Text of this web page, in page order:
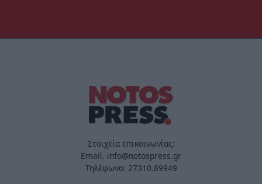
Στοιχεία επικοινωνίας:
Email. info@notospress.gr
Τηλέφωνο: 27310.89949